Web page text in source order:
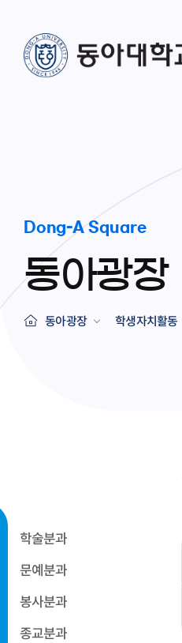
Dong-A Square
동아광장
동아광장 학생자치활동
학술분과
문예분과
봉사분과
종교분과